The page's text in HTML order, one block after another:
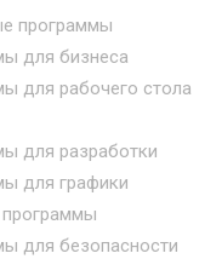
программы
для бизнеса
для рабочего стола
для разработки
для графики
для безопасности